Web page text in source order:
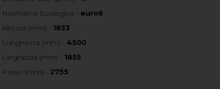
Normativa Ecologica - euro6
Altezza (mm) - 1833
Lunghezza (mm) -4500
Larghezza (mm) - 1855
Passo (mm) - 2755